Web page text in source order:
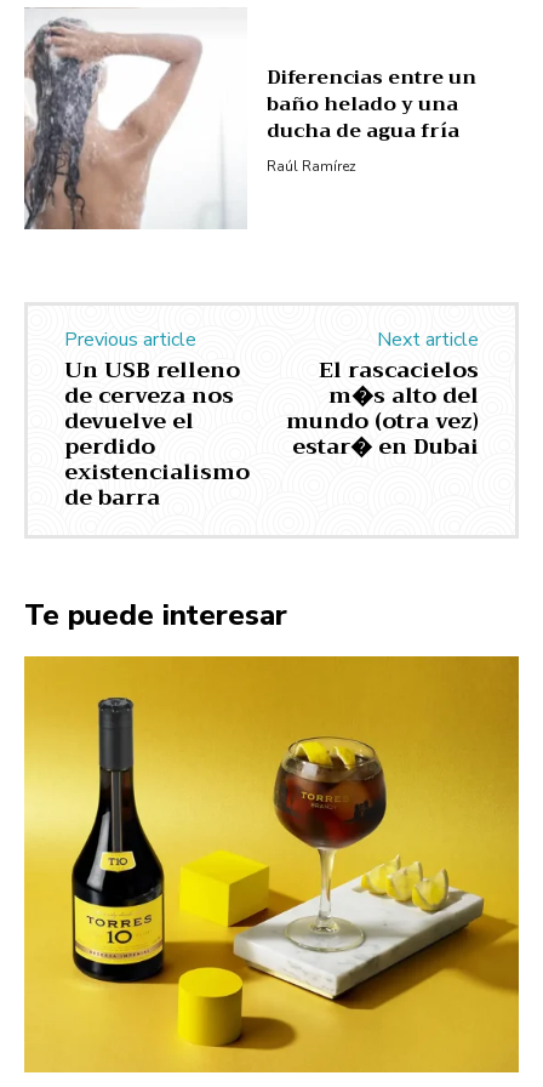
Diferencias entre un
baño helado y una
ducha de agua fría
Raúl Ramírez
Previous article
Un USB relleno
de cerveza nos
devuelve el
perdido
existencialismo
de barra
Next article
El rascacielos
m�s alto del
mundo (otra vez)
estar� en Dubai
Te puede interesar